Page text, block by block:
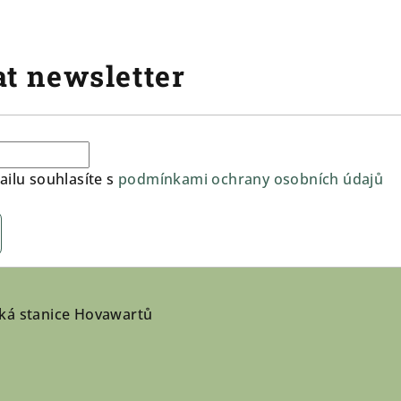
newsletter
souhlasíte s podmínkami ochrany osobních údajů
stanice Hovawartů